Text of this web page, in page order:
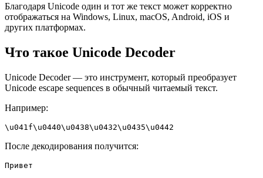
Благодаря Unicode один и тот же текст может корректно
отображаться на Windows, Linux, macOS, Android, iOS и
других платформах.
Что такое Unicode Decoder
Unicode Decoder — это инструмент, который преобразует
Unicode escape sequences в обычный читаемый текст.
Например:
\u041f\u0440\u0438\u0432\u0435\u0442
После декодирования получится:
Привет